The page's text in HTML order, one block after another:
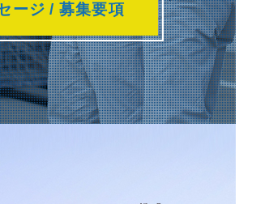
ージ 募集要項